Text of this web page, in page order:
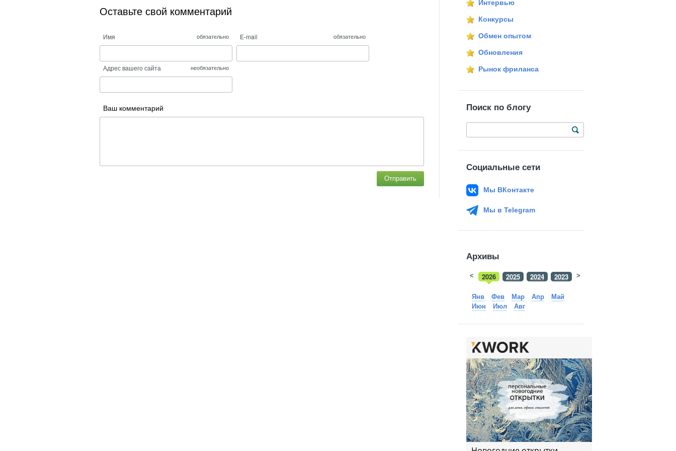
Оставьте свой комментарий
Имя обязательно E-mail обязательно
Адрес вашего сайта необязательно
Ваш комментарий
Отправить
Интервью
Конкурсы
Обмен опытом
Обновления
Рынок фриланса
Поиск по блогу
Социальные сети
Мы ВКонтакте
Мы в Telegram
Архивы
2026 2025 2024 2023 2022
< >
Янв Фев Мар Апр
Май
Июн
Июл Авг